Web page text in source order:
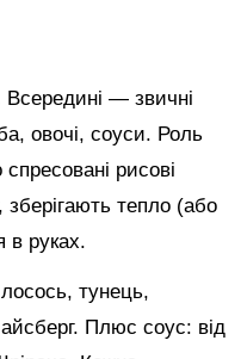
— звичні
овочі, соуси. Роль
рисові
тепло (або
в руках.
тунець,
Плюс соус: від